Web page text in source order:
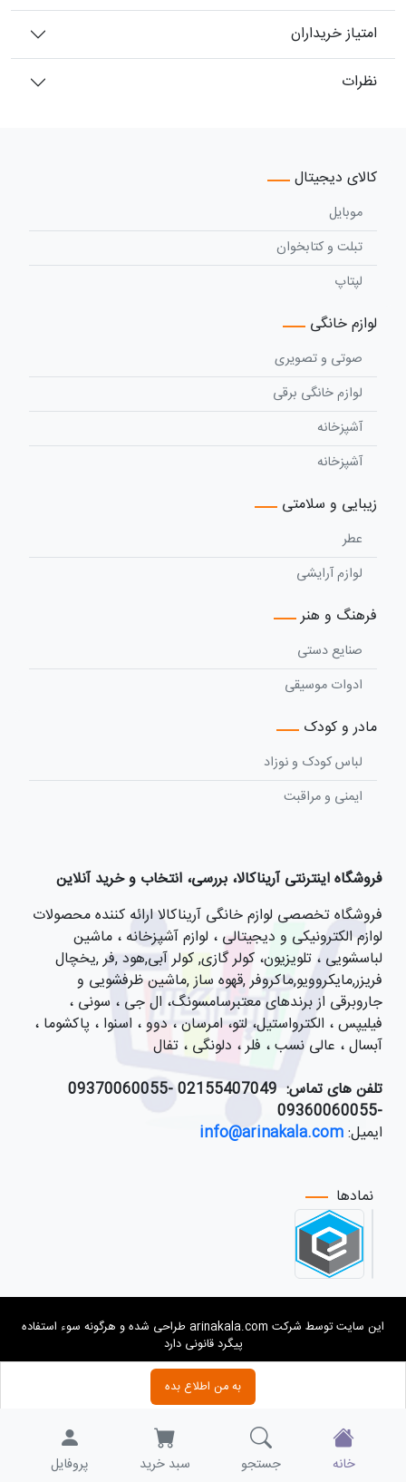
به من اطلاع بده
امتیاز خریداران
نظرات
فروشگاه اینترنتی آریناکالا، بررسی، انتخاب و خرید آنلاین
فروشگاه تخصصی لوازم خانگی آریناکالا ارائه کننده محصولات
لوازم الکترونیکی و دیجیتالی ، لوازم آشپزخانه ، ماشین
لباسشویی ، تلویزیون، کولر گازی, کولر آبی,هود ,فر ,یخچال
فریزر,مایکروویو,ماکروفر ,قهوه ساز ,ماشین ظرفشویی و
جاروبرقی از برندهای معتبرسامسونگ، ال جی ، سونی ،
فیلیپس ، الکترواستیل، لتو، امرسان ، دوو ، اسنوا ، پاکشوما ،
آبسال ، عالی نسب ، فلر ، دلونگی ، تفال
تلفن های تماس:
021
55407049 -09370060055
-09360060055
ایمیل:info@arinakala.com
نمادها
کالای دیجیتال
موبایل
تبلت و کتابخوان
لپتاپ
لوازم خانگی
صوتی و تصویری
لوازم خانگی برقی
آشپزخانه
آشپزخانه
زیبایی و سلامتی
عطر
لوازم آرایشی
فرهنگ و هنر
صنایع دستی
ادوات موسیقی
مادر و کودک
لباس کودک و نوزاد
ایمنی و مراقبت
این سایت توسط شرکت arinakala.com طراحی شده و هرگونه سوء استفاده
پیگرد قانونی دارد
خانه جستجو سبد خرید پروفایل